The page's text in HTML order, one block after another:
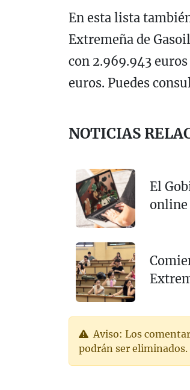
En esta lista
Extremeña de
con 2.969.943
euros. Puedes
NOTICIAS
El
online
Aviso: Los
podrán ser eliminados.